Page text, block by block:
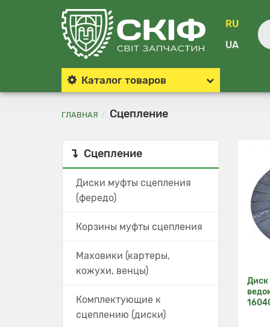
RU
UA
Каталог товаров
ГЛАВНАЯ Сцепление
Сцепление
Диски муфты сцепления
(фередо)
Корзины муфты сцепления
Маховики (картеры,
кожухи, венцы)
Комплектующие к
сцеплению (диски)